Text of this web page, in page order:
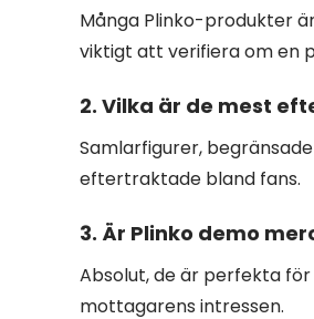
Många Plinko-produkter
viktigt att verifiera om en
2. Vilka är de mest
Samlarfigurer,
eftertraktade bland fans.
3. Är Plinko demo
Absolut, de är perfekta
mottagarens intressen.